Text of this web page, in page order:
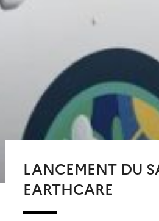
LANCEMENT DU
EARTHCARE